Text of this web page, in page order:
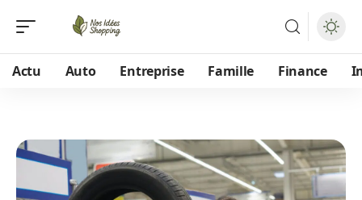
Actu Auto Entreprise Famille Finance